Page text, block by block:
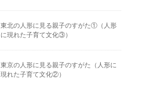
東北の人形に見る親子のすがた①（人形
に現れた子育て文化③）
東京の人形に見る親子のすがた（人形に
現れた子育て文化②）